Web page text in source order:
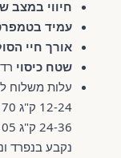
חיווי במצב
עמיד
אורך חיי
שטח כיסוי
עלות משלוח למוצרים
12-24 ק"ג 70 שח
נקבע בנפרד